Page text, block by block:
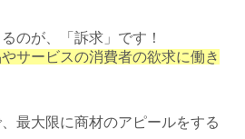
のが、「訴求」です！
サービスの消費者の欲求に働き
最大限に商材のアピールをする